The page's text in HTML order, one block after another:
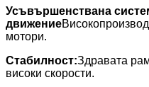
Усъвършенствана
движение
мотори.
Стабилност:Здравата
високи скорости.